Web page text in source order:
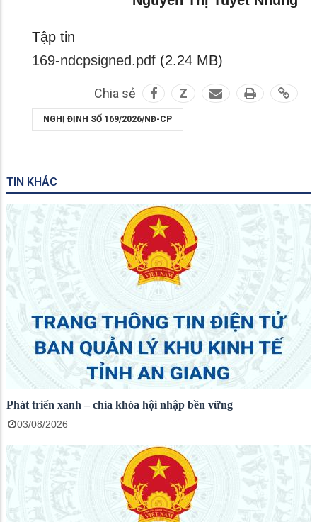
Tập tin
169-ndcpsigned.pdf (2.24 MB)
Chia sẻ Z
NGHỊ ĐỊNH SỐ 169/2026/NĐ-CP
TIN KHÁC
Phát triển xanh – chìa khóa hội nhập bền vững
03/08/2026